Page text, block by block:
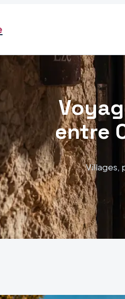
entre
Villages,